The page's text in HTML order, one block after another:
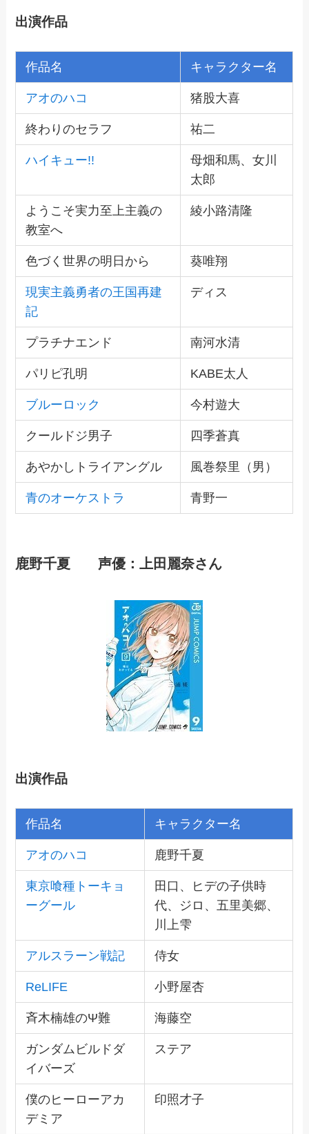
出演作品
作品名 キャラクター名
アオのハコ 猪股大喜
終わりのセラフ 祐二
ハイキュー!!
母畑和馬、女川
太郎
ようこそ実力至上主義の
教室へ
綾小路清隆
色づく世界の明日から 葵唯翔
現実主義勇者の王国再建
記
ディス
プラチナエンド 南河水清
パリピ孔明 KABE太人
ブルーロック 今村遊大
クールドジ男子 四季蒼真
あやかしトライアングル 風巻祭里（男）
青のオーケストラ 青野一
鹿野千夏 声優：上田麗奈さん
出演作品
作品名 キャラクター名
アオのハコ 鹿野千夏
東京喰種トーキョ
ーグール
田口、ヒデの子供時
代、ジロ、五里美郷、
川上雫
アルスラーン戦記 侍女
ReLIFE 小野屋杏
斉木楠雄のΨ難 海藤空
ガンダムビルドダ
イバーズ
ステア
僕のヒーローアカ
デミア
印照才子